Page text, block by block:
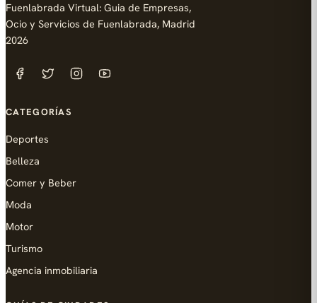
Fuenlabrada Virtual: Guia de Empresas,
Ocio y Servicios de Fuenlabrada, Madrid
2026
CATEGORÍAS
Deportes
Belleza
Comer y Beber
Moda
Motor
Turismo
Agencia inmobiliaria